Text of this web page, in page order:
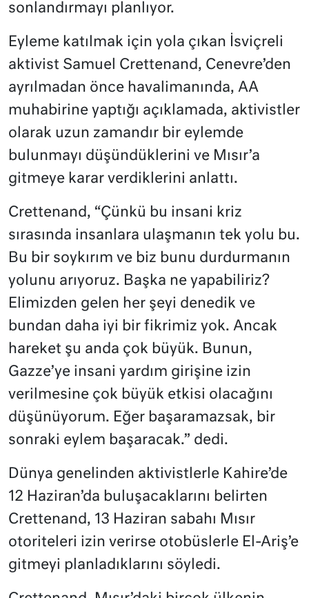
sonlandırmayı planlıyor.
Eyleme katılmak için yola çıkan İsviçreli
aktivist Samuel Crettenand, Cenevre’den
ayrılmadan önce havalimanında, AA
muhabirine yaptığı açıklamada, aktivistler
olarak uzun zamandır bir eylemde
bulunmayı düşündüklerini ve Mısır’a
gitmeye karar verdiklerini anlattı.
Crettenand, “Çünkü bu insani kriz
sırasında insanlara ulaşmanın tek yolu bu.
Bu bir soykırım ve biz bunu durdurmanın
yolunu arıyoruz. Başka ne yapabiliriz?
Elimizden gelen her şeyi denedik ve
bundan daha iyi bir fikrimiz yok. Ancak
hareket şu anda çok büyük. Bunun,
Gazze’ye insani yardım girişine izin
verilmesine çok büyük etkisi olacağını
düşünüyorum. Eğer başaramazsak, bir
sonraki eylem başaracak.” dedi.
Dünya genelinden aktivistlerle Kahire’de
12 Haziran’da buluşacaklarını belirten
Crettenand, 13 Haziran sabahı Mısır
otoriteleri izin verirse otobüslerle El-Ariş’e
gitmeyi planladıklarını söyledi.